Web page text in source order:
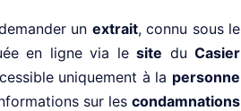
un extrait, connu sous le
en ligne via lesite duCasier
uniquement à la personne
sur les condamnations